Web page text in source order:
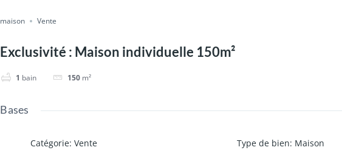
maison Vente
Exclusivité : Maison individuelle 150m²
1 bain 150 m²
Bases
Catégorie: Vente Type de bien: Maison